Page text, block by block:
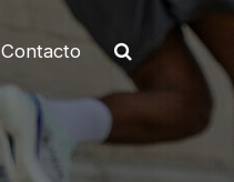
Contacto